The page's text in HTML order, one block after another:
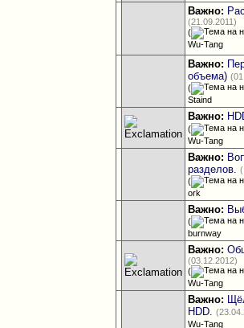
Важно:
(21.09.2011)
(
Wu-Tang
Важно:
объема)
(
Staind
Важно:
(
Wu-Tang
Важно:
разделов.
(
ork
Важно:
(
burnway
Важно:
(03.12.2012)
(
Wu-Tang
Важно:
HDD.
Wu-Tang